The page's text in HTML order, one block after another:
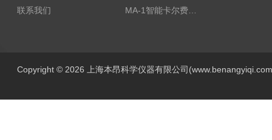
联系我们
MA-1智能卡尔费休水分测定仪
Copyright © 2026 上海本昂科学仪器有限公司